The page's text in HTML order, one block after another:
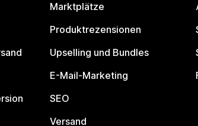
Marktplätze
Produktrezensionen
Upselling und Bundles
E-Mail-Marketing
SEO
Versand